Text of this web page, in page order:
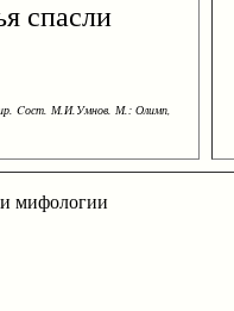
спасли
Cост. М.И.Умнов. М.: Олимп,
мифологии